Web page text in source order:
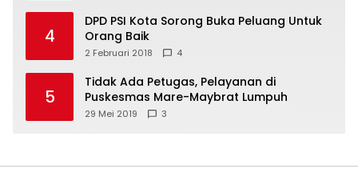
4
DPD PSI Kota Sorong Buka Peluang Untuk
Orang Baik
2 Februari 2018 4
5
Tidak Ada Petugas, Pelayanan di
Puskesmas Mare-Maybrat Lumpuh
29 Mei 2019 3